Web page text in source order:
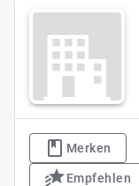
Merken
Empfehlen